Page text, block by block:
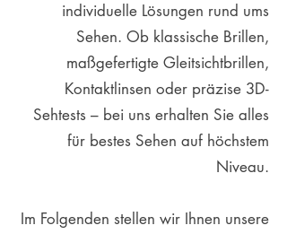
individuelle Lösungen rund ums
Sehen. Ob klassische Brillen,
maßgefertigte Gleitsichtbrillen,
Kontaktlinsen oder präzise 3D-
Sehtests – bei uns erhalten Sie alles
für bestes Sehen auf höchstem
Niveau.
Im Folgenden stellen wir Ihnen unsere